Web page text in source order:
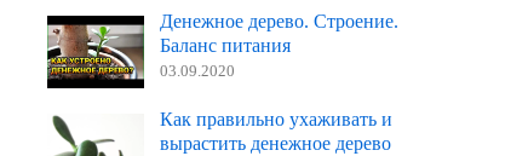
Денежное дерево. Строение.
Баланс питания
03.09.2020
Как правильно ухаживать и
вырастить денежное дерево